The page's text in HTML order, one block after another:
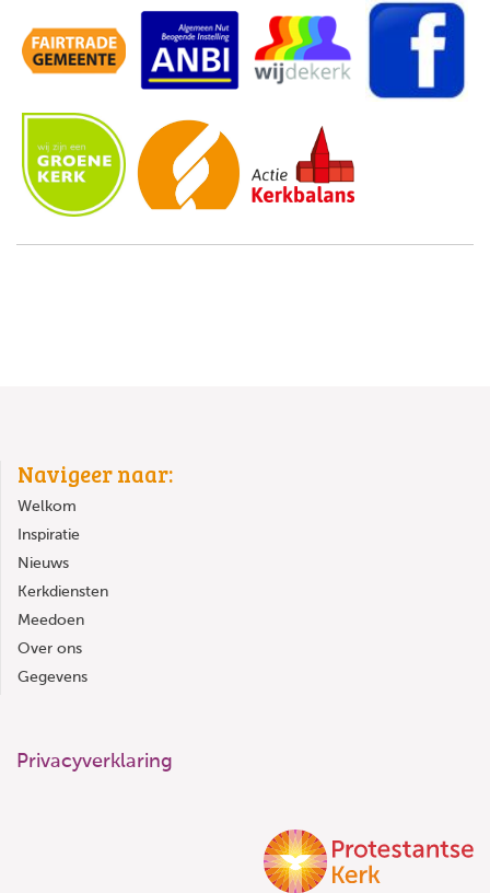
Navigeer naar:
Welkom
Inspiratie
Nieuws
Kerkdiensten
Meedoen
Over ons
Gegevens
Privacyverklaring